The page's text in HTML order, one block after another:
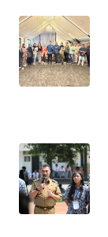
WN
BENGKULU
WN
WN
JATENG
WN